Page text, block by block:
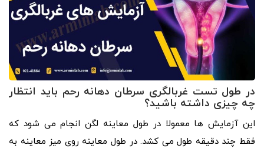
در طول تست غربالگری سرطان دهانه رحم باید انتظار
چه چیزی داشته باشید؟
این آزمایش ها معمولا در طول معاینه لگن انجام می شود که
فقط چند دقیقه طول می کشد. در طول معاینه روی میز معاینه به